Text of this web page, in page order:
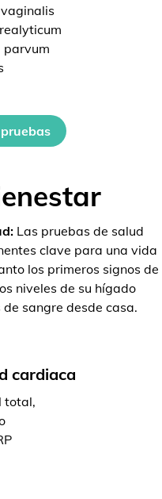
parvum
Las pruebas de salud
clave para una vida
los primeros signos de
niveles de su hígado
sangre desde casa.
cardiaca
total,